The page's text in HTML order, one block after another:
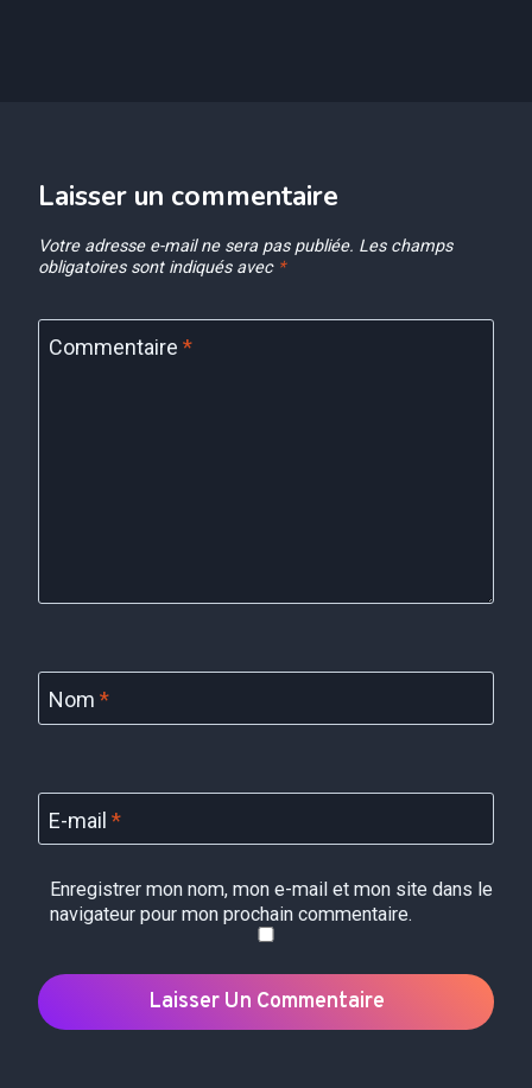
Laisser un commentaire
Votre adresse e-mail ne sera pas publiée. Les champs
obligatoires sont indiqués avec *
Commentaire *
Nom *
E-mail *
Enregistrer mon nom, mon e-mail et mon site dans le
navigateur pour mon prochain commentaire.